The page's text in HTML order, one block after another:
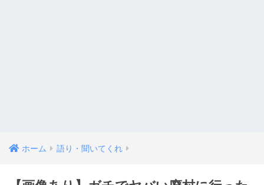
ホーム 語り・聞いてくれ